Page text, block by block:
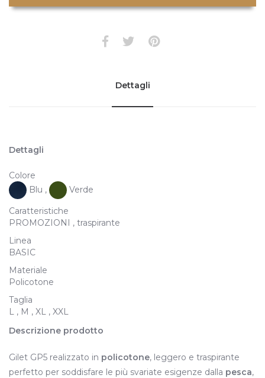
Dettagli
Dettagli
Colore
Blu ,
Verde
Caratteristiche
PROMOZIONI , traspirante
Linea
BASIC
Materiale
Policotone
Taglia
L , M , XL , XXL
Descrizione prodotto
Gilet GP5 realizzato in policotone, leggero e traspirante
perfetto per soddisfare le più svariate esigenze dalla pesca,